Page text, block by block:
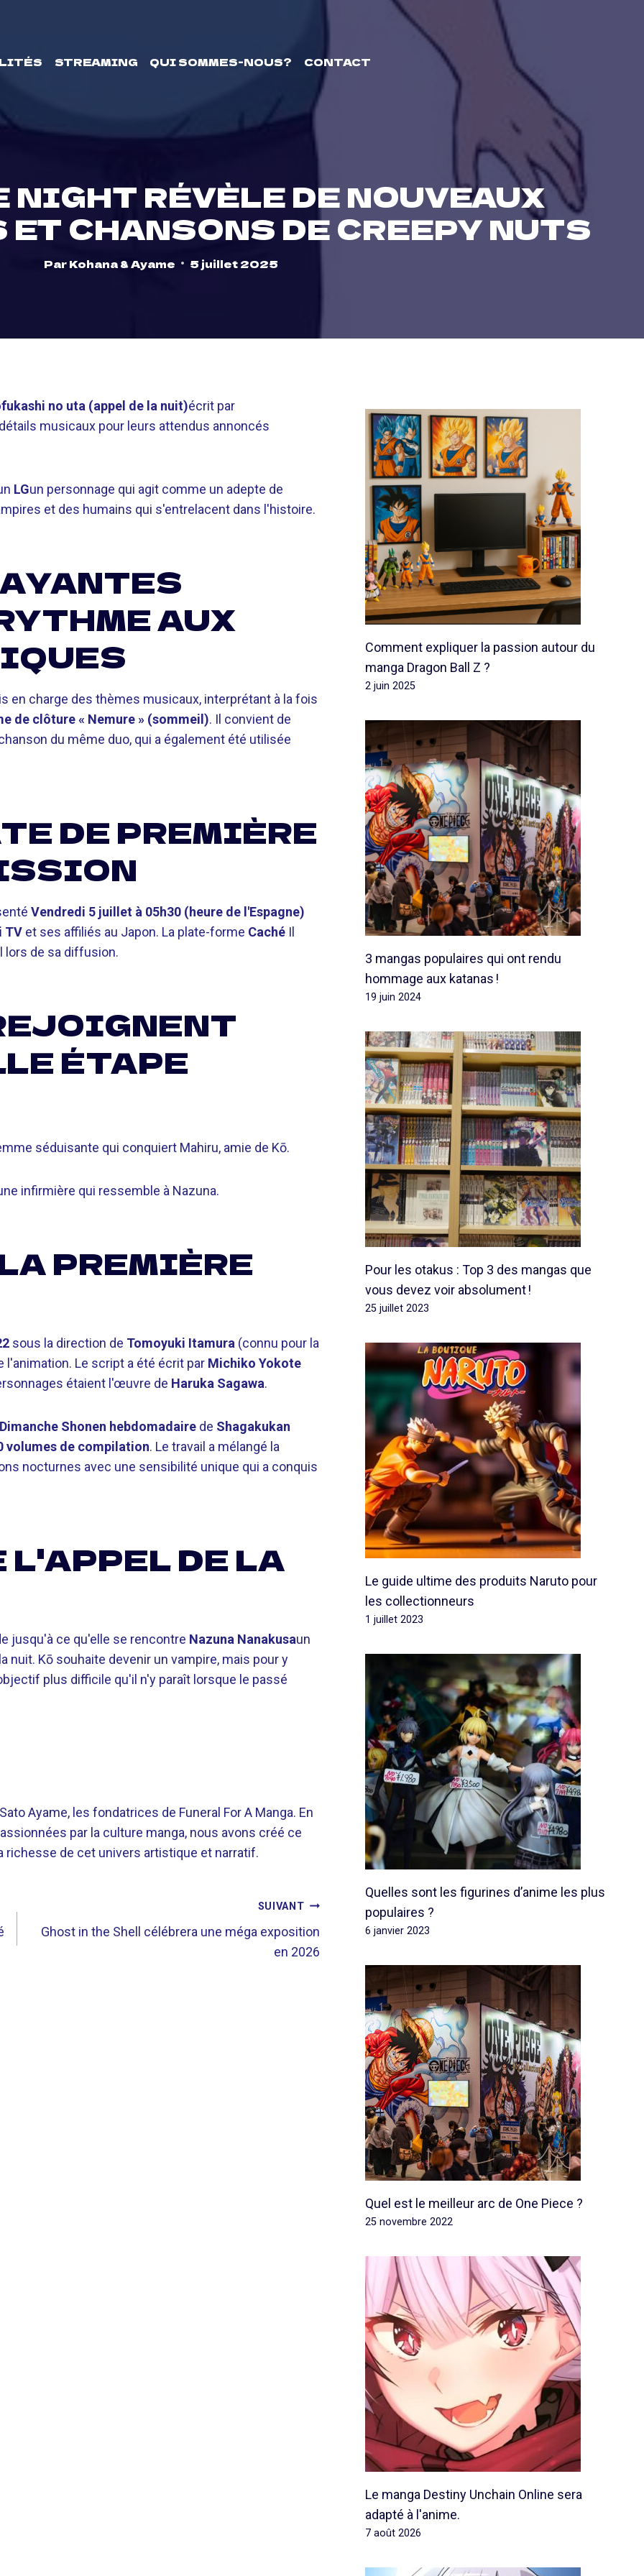
STREAMING QUI SOMMES-NOUS? CONTACT
NIGHT RÉVÈLE DE NOUVEAUX
ET CHANSONS DE CREEPY NUTS
ParKohana & Ayame 5 juillet 2025
no uta (appel de la nuit)écrit par
musicaux pour leurs attendus annoncés
LGun personnage qui agit comme un adepte de
et des humains qui s'entrelacent dans l'histoire.
AUX
en charge des thèmes musicaux, interprétant à la fois
de clôture « Nemure » (sommeil). Il convient de
du même duo, qui a également été utilisée
DE PREMIÈRE
Vendredi 5 juillet à 05h30 (heure de l'Espagne)
TV et ses affiliés au Japon. La plate-forme Caché Il
lors de sa diffusion.
ÉTAPE
séduisante qui conquiert Mahiru, amie de Kō.
infirmière qui ressemble à Nazuna.
PREMIÈRE
sous la direction de Tomoyuki Itamura (connu pour la
l'animation. Le script a été écrit par Michiko Yokote
étaient l'œuvre de Haruka Sagawa.
Dimanche Shonen hebdomadaire de Shagakukan
volumes de compilation. Le travail a mélangé la
nocturnes avec une sensibilité unique qui a conquis
L'APPEL DE LA
jusqu'à ce qu'elle se rencontre Nazuna Nanakusaun
nuit. Kō souhaite devenir un vampire, mais pour y
plus difficile qu'il n'y paraît lorsque le passé
Ayame, les fondatrices de Funeral For A Manga. En
par la culture manga, nous avons créé ce
richesse de cet univers artistique et narratif.
SUIVANT
Ghost in the Shell célébrera une méga exposition
en 2026
Comment expliquer la passion autour du
manga Dragon Ball Z ?
2 juin 2025
3 mangas populaires qui ont rendu
hommage aux katanas !
19 juin 2024
Pour les otakus : Top 3 des mangas que
vous devez voir absolument !
25 juillet 2023
Le guide ultime des produits Naruto pour
les collectionneurs
1 juillet 2023
Quelles sont les figurines d’anime les plus
populaires ?
6 janvier 2023
Quel est le meilleur arc de One Piece ?
25 novembre 2022
Le manga Destiny Unchain Online sera
adapté à l'anime.
7 août 2026